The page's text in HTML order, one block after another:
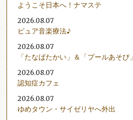
ようこそ日本へ！ナマステ
2026.08.07
ピュア音楽療法♪
2026.08.07
「たなばたかい」＆「プールあそび」
2026.08.07
認知症カフェ
2026.08.07
ゆめタウン・サイゼリヤへ外出